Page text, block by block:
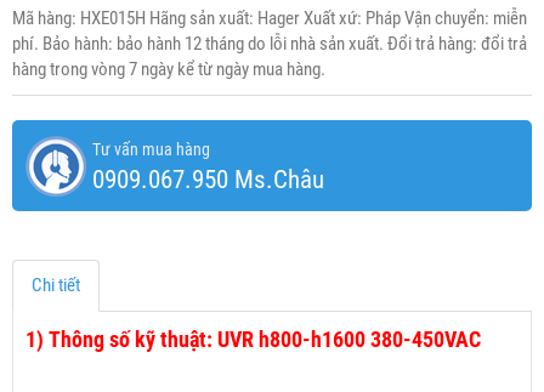
Mã hàng: HXE015H Hãng sản xuất: Hager Xuất xứ: Pháp Vận chuyển: miễn
phí. Bảo hành: bảo hành 12 tháng do lỗi nhà sản xuất. Đổi trả hàng: đổi trả
hàng trong vòng 7 ngày kể từ ngày mua hàng.
Tư vấn mua hàng
0909.067.950 Ms.Châu
Chi tiết
1) Thông số kỹ thuật: UVR h800-h1600 380-450VAC